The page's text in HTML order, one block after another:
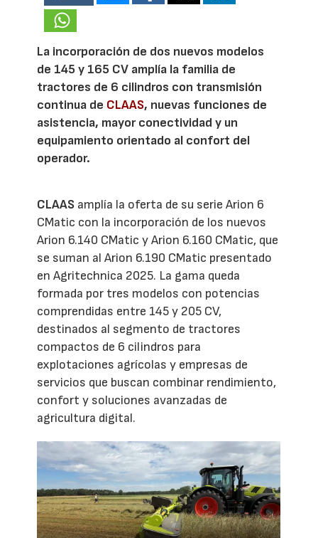
La incorporación de dos nuevos modelos
de 145 y 165 CV amplía la familia de
tractores de 6 cilindros con transmisión
continua de CLAAS, nuevas funciones de
asistencia, mayor conectividad y un
equipamiento orientado al confort del
operador.
CLAAS amplía la oferta de su serie Arion 6
CMatic con la incorporación de los nuevos
Arion 6.140 CMatic y Arion 6.160 CMatic, que
se suman al Arion 6.190 CMatic presentado
en Agritechnica 2025. La gama queda
formada por tres modelos con potencias
comprendidas entre 145 y 205 CV,
destinados al segmento de tractores
compactos de 6 cilindros para
explotaciones agrícolas y empresas de
servicios que buscan combinar rendimiento,
confort y soluciones avanzadas de
agricultura digital.